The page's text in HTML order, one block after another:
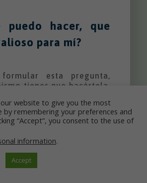
puedo hacer, que
para mí?
esta pregunta,
tienes que hacértela.
Si al principio no surgen
un poco más de tiempo,
paciente
esto último que acabas
website to give you the most
by remembering your preferences and
“Accept”, you consent to the use of
information.
Accept